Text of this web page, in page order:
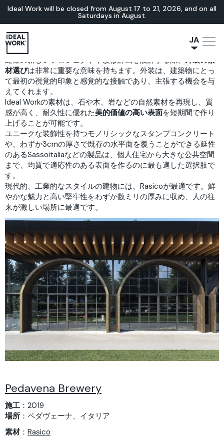
Ideal Work will be closed from August 17 to 21, 2026, and on all
Saturdays in August.
JA
IT
ES
DE
建築の新しいプロジェクトや改修計画を設計する際、 外装の素
材選びは非常に重要な意味を持ちます。外装は、建築物にとっ
て最初の視覚的印象と感覚的な接触であり、主張する機会を与
えてくれます。
Ideal Workの素材は、石や木、岩などの自然素材を再現し、質
感が高く、耐久性に優れた美的価値の高い表面を短期間で作り
上げることが可能です。
ユニークな装飾性を持つモノリシックなスタンプコンクリート
や、わずか3cmの厚さで既存の水平面を覆うことができる延性
のあるSassoitaliaなどの製品は、個人住宅から大きな公共空間
まで、均質で適応性のある表面を作るのに最も適した選択肢で
す。
現代的、工業的なスタイルの建物には、Rasicoが最適です。鮮
やかな魅力と高い堅牢性をわずか数ミリの厚みに収め、人の往
来が激しい場所に最適です。
Pedavena Brewery
施工 ：2019
場所 ：ペダヴェーナ、イタリア
素材： Rasico